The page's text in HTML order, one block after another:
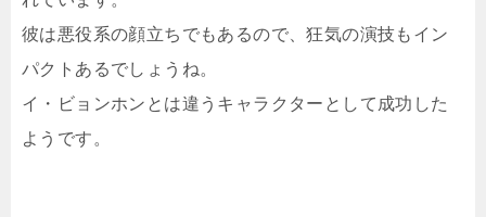
彼は悪役系の顔立ちでもあるので、狂気の演技もイン
パクトあるでしょうね。
イ・ビョンホンとは違うキャラクターとして成功した
ようです。